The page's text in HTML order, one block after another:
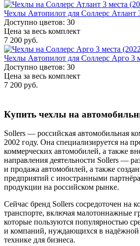
Чехлы Автопилот для Соллерс Атлант
Доступно цветов: 30
Цена за весь комплект
7 200 руб.
Чехлы Автопилот для Соллерс Арго 3
Доступно цветов: 30
Цена за весь комплект
7 200 руб.
Купить чехлы на
Sollers — российская автомобильная
2002 году. Она специализируется на
коммерческих автомобилей, а также
направления деятельности Sollers —
и продажа автомобилей, а также
предприятий с иностранными
продукции на российском рынке.
Сейчас бренд Sollers сосредоточен на
транспорте, включая малотоннажные
которые пользуются популярностью
и компаний, нуждающихся в
технике для бизнеса.